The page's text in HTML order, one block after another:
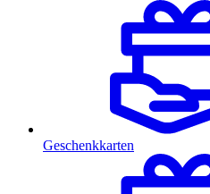
Geschenkkarten